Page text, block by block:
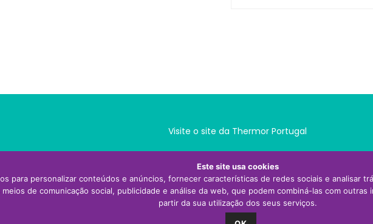
Visite o site da Thermor Portugal
Este site usa cookies
para personalizar conteúdos e anúncios, fornecer características de redes sociais e analisar
de comunicação social, publicidade e análise da web, que podem combiná-las com
partir da sua utilização dos seus serviços.